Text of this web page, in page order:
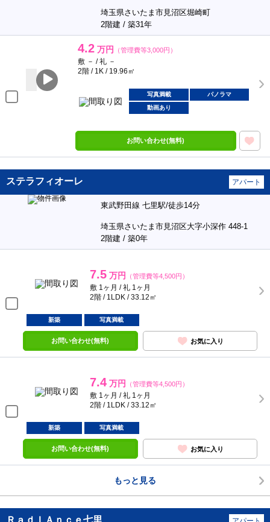
埼玉県さいたま市見沼区堀崎町
2階建 / 築31年
4.2 万円 （管理費等3,000円）
敷 － / 礼 －
2階 / 1K / 19.96㎡
写真満載
パノラマ
動画あり
お問い合わせ(無料)
ステラフィオーレ アパート
東武野田線 七里駅/徒歩14分
埼玉県さいたま市見沼区大字小深作 448-1
2階建 / 築0年
7.5 万円 （管理費等4,500円）
敷 1ヶ月 / 礼 1ヶ月
2階 / 1LDK / 33.12㎡
新築 写真満載
お問い合わせ(無料) お気に入り
7.4 万円 （管理費等4,500円）
敷 1ヶ月 / 礼 1ヶ月
2階 / 1LDK / 33.12㎡
新築 写真満載
お問い合わせ(無料) お気に入り
もっと見る
ＲａｄＩＡｎｃｅ七里